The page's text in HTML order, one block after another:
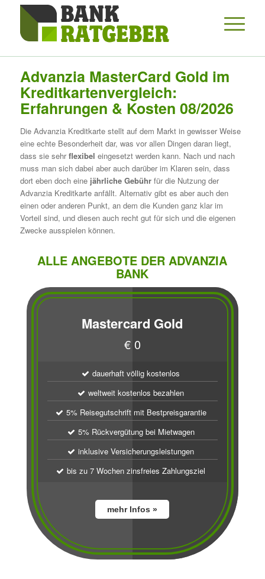
Advanzia MasterCard Gold im
Kreditkartenvergleich:
Erfahrungen & Kosten 08/2026
Die Advanzia Kreditkarte stellt auf dem Markt in gewisser Weise
eine echte Besonderheit dar, was vor allen Dingen daran liegt,
dass sie sehrflexibel eingesetzt werden kann. Nach und nach
muss man sich dabei aber auch darüber im Klaren sein, dass
dort eben doch eine jährliche Gebührfür die Nutzung der
Advanzia Kreditkarte anfällt. Alternativ gibt es aber auch den
einen oder anderen Punkt, an dem die Kunden ganz klar im
Vorteil sind, und diesen auch recht gut für sich und die eigenen
Zwecke ausspielen können.
ALLE ANGEBOTE DER ADVANZIA
BANK
Mastercard Gold
€ 0
dauerhaft völlig kostenlos
weltweit kostenlos bezahlen
5% Reisegutschrift mit Bestpreisgarantie
5% Rückvergütung bei Mietwagen
inklusive Versicherungsleistungen
bis zu 7 Wochen zinsfreies Zahlungsziel
mehr Infos »